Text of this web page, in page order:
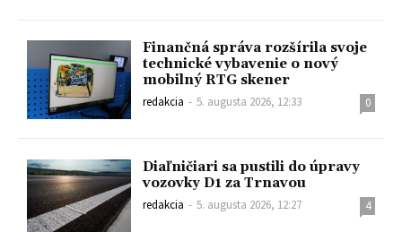
Finančná správa rozšírila svoje
technické vybavenie o nový
mobilný RTG skener
redakcia - 5. augusta 2026, 12:33 0
Diaľničiari sa pustili do úpravy
vozovky D1 za Trnavou
redakcia - 5. augusta 2026, 12:27 4